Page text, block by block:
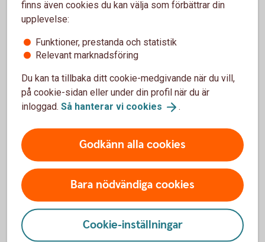
Starkare ekonomi med rådgivning
Tips om hur du kan spara för att nå dina mål och
drömmar.
Gör rådgivningen själv i appen eller
internetbanken - när det passar dig.
Helt kostnadsfritt.
Våra
rådgivare
finns även cookies du kan välja som förbättrar din
upplevelse:
Funktioner, prestanda och statistik
Relevant marknadsföring
Du kan ta tillbaka ditt cookie-medgivande när du vill,
på cookie-sidan eller under din profil när du är
inloggad. Så hanterar vi cookies .
Godkänn alla cookies
Bara nödvändiga cookies
Cookie-inställningar